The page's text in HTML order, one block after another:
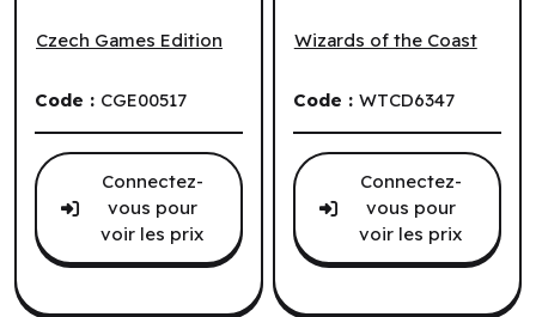
Czech Games Edition
Code : CGE00517
Connectez-
vous pour
voir les prix
17 2026
Wizards of the Coast
Code : WTCD6347
Connectez-
vous pour
voir les prix